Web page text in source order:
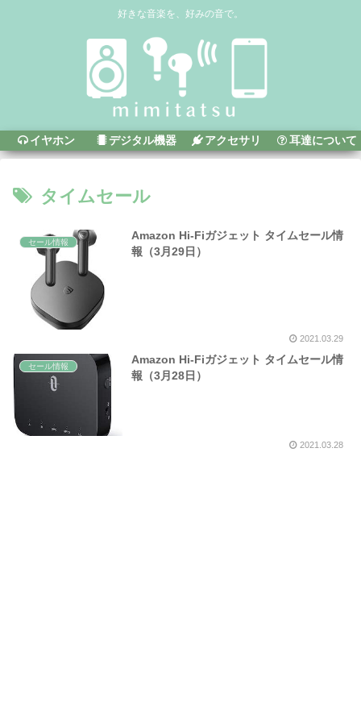
好きな音楽を、好みの音で。
イヤホン デジタル機器 アクセサリ 耳達について
タイムセール
セール情報
Amazon Hi-Fiガジェット タイムセール情
報（3月29日）
2021.03.29
セール情報
Amazon Hi-Fiガジェット タイムセール情
報（3月28日）
2021.03.28